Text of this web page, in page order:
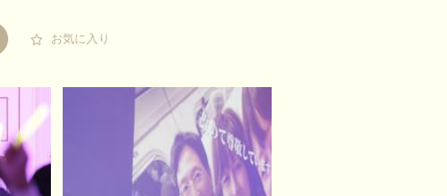
お気に入り
お気に入り